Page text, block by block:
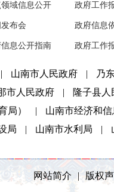
域信息公开
布会
息公开指南
政府工作
政府信息
政府工作
| 山南市人民政府 | 乃
市人民政府 | 隆子县人
局） | 山南市经济和
局 | 山南市水利局 |
网站简介 | 版权